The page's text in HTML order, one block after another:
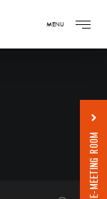
MENU
E-MEETING ROOM